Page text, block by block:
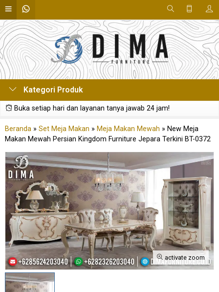
Kategori Produk
Buka setiap hari dan layanan tanya jawab 24 jam!
Beranda » Set Meja Makan » Meja Makan Mewah » New Meja
Makan Mewah Persian Kingdom Furniture Jepara Terkini BT-0372
activate zoom